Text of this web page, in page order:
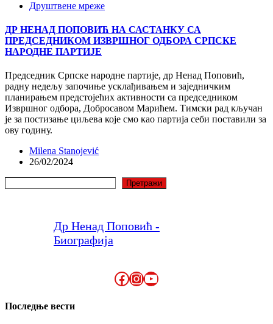
Друштвене мреже
ДР НЕНАД ПОПОВИЋ НА САСТАНКУ СА
ПРЕДСЕДНИКОМ ИЗВРШНОГ ОДБОРА СРПСКЕ
НАРОДНЕ ПАРТИЈЕ
Председник Српске народне партије, др Ненад Поповић,
радну недељу започиње усклађивањем и заједничким
планирањем предстојећих активности са председником
Извршног одбора, Добросавом Марићем. Тимски рад кључан
је за постизање циљева које смо као партија себи поставили за
ову годину.
Milena Stanojević
26/02/2024
Претражи
Др Ненад Поповић -
Биографија
Facebook
Instagram
YouTube
Последње вести